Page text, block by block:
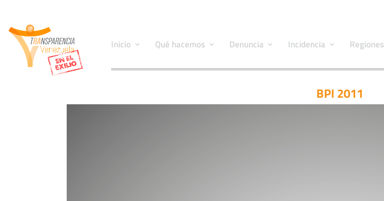
Inicio Qué hacemos Denuncia Incidencia Regiones
BPI 2011